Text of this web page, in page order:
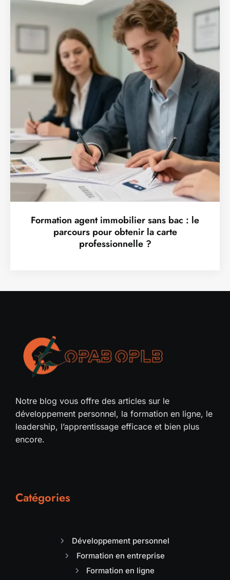
Formation agent immobilier sans bac : le
parcours pour obtenir la carte
professionnelle ?
Notre blog vous offre des articles sur le
développement personnel, la formation en ligne, le
leadership, l’apprentissage efficace et bien plus
encore.
Catégories
Développement personnel
Formation en entreprise
Formation en ligne